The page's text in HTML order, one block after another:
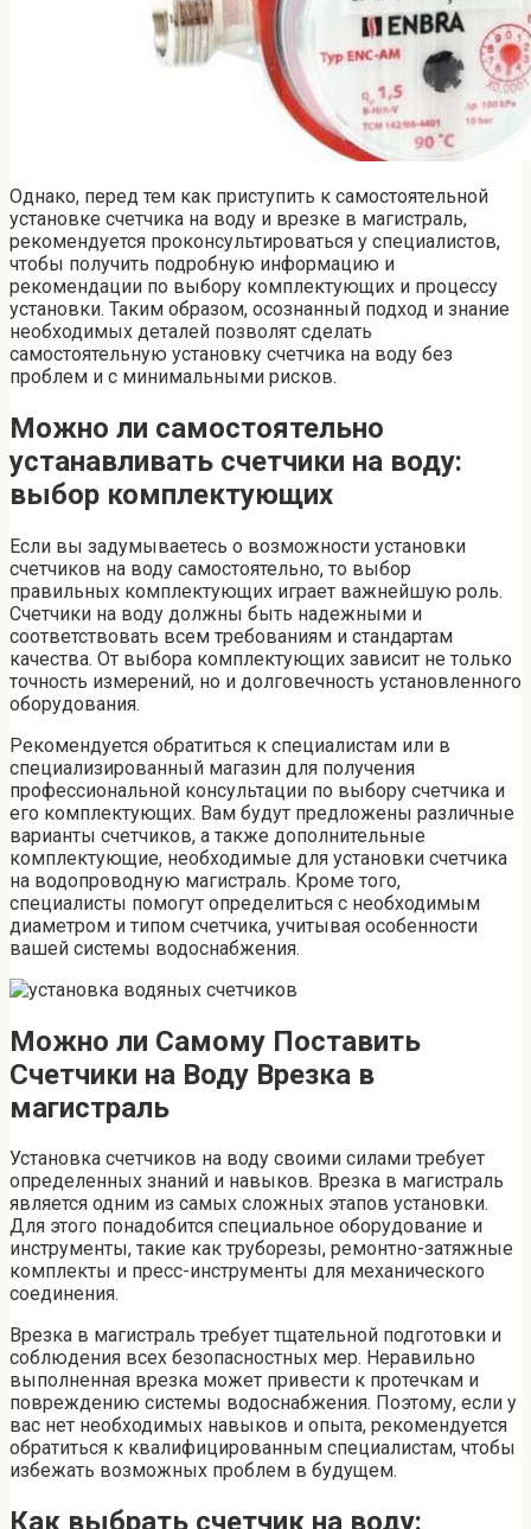
Однако, перед тем как приступить к самостоятельной
установке счетчика на воду и врезке в магистраль,
рекомендуется проконсультироваться у специалистов,
чтобы получить подробную информацию и
рекомендации по выбору комплектующих и процессу
установки. Таким образом, осознанный подход и знание
необходимых деталей позволят сделать
самостоятельную установку счетчика на воду без
проблем и с минимальными рисков.
Можно ли самостоятельно
устанавливать счетчики на воду:
выбор комплектующих
Если вы задумываетесь о возможности установки
счетчиков на воду самостоятельно, то выбор
правильных комплектующих играет важнейшую роль.
Счетчики на воду должны быть надежными и
соответствовать всем требованиям и стандартам
качества. От выбора комплектующих зависит не только
точность измерений, но и долговечность установленного
оборудования.
Рекомендуется обратиться к специалистам или в
специализированный магазин для получения
профессиональной консультации по выбору счетчика и
его комплектующих. Вам будут предложены различные
варианты счетчиков, а также дополнительные
комплектующие, необходимые для установки счетчика
на водопроводную магистраль. Кроме того,
специалисты помогут определиться с необходимым
диаметром и типом счетчика, учитывая особенности
вашей системы водоснабжения.
Можно ли Самому Поставить
Счетчики на Воду Врезка в
магистраль
Установка счетчиков на воду своими силами требует
определенных знаний и навыков. Врезка в магистраль
является одним из самых сложных этапов установки.
Для этого понадобится специальное оборудование и
инструменты, такие как труборезы, ремонтно-затяжные
комплекты и пресс-инструменты для механического
соединения.
Врезка в магистраль требует тщательной подготовки и
соблюдения всех безопасностных мер. Неравильно
выполненная врезка может привести к протечкам и
повреждению системы водоснабжения. Поэтому, если у
вас нет необходимых навыков и опыта, рекомендуется
обратиться к квалифицированным специалистам, чтобы
избежать возможных проблем в будущем.
Как выбрать счетчик на воду: